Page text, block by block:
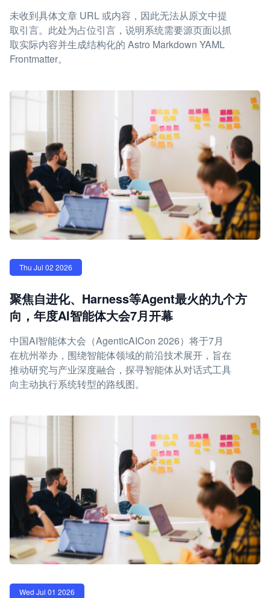
未收到具体文章 URL 或内容，因此无法从原文中提
取引言。此处为占位引言，说明系统需要源页面以抓
取实际内容并生成结构化的 Astro Markdown YAML
Frontmatter。
Thu Jul 02 2026
聚焦自进化、Harness等Agent最火的九个方
向，年度AI智能体大会7月开幕
中国AI智能体大会（AgenticAICon 2026）将于7月
在杭州举办，围绕智能体领域的前沿技术展开，旨在
推动研究与产业深度融合，探寻智能体从对话式工具
向主动执行系统转型的路线图。
Wed Jul 01 2026